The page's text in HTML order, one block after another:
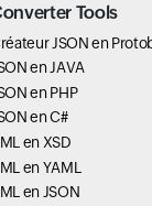
Tools
JSON en
en JAVA
en PHP
en C#
en XSD
en YAML
en JSON